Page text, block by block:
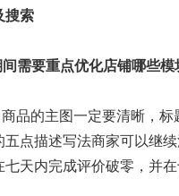
搜索
间需要重点优化店铺哪些模
品的主图一定要清晰，
五点描述写法商家可以继
天内完成评价破零，并